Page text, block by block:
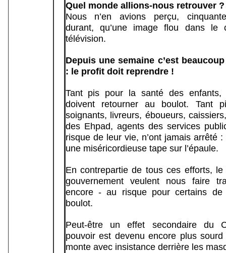
Quel monde allions-nous retrouver ?
Nous n’en avions perçu,
durant, qu’une image flou dans le
télévision.
Depuis une semaine c’est
: le profit doit reprendre !
Tant pis pour la santé des enfants,
doivent retourner au boulot. Tant
soignants, livreurs, éboueurs,
des Ehpad, agents des services
risque de leur vie, n’ont jamais arrêté
une miséricordieuse tape sur l’épaule.
En contrepartie de tous ces efforts,
gouvernement veulent nous faire
encore - au risque pour certains de
boulot.
Peut-être un effet secondaire du
pouvoir est devenu encore plus
monte avec insistance derrière les